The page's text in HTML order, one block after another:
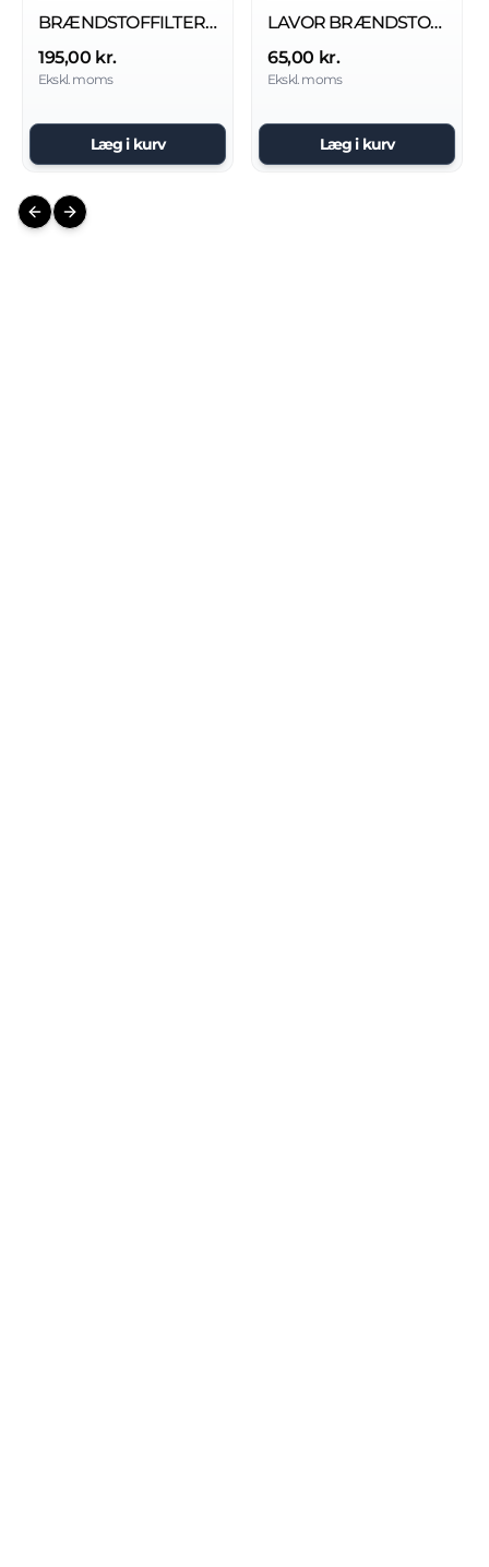
BRÆNDSTOFFILTER LAVOR MED SLANGE
195,00 kr.
Ekskl. moms
Læg i kurv
LAVOR BRÆNDSTOFFILTER
65,00 kr.
Ekskl. moms
Læg i kurv
Previous slide
Next slide